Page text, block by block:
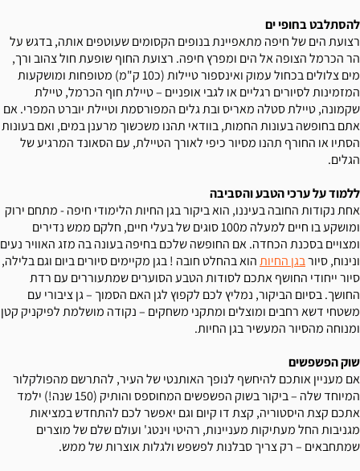
להסתלבט בחופי ים
רצועת הים של חיפה מתאפיינת בנופים הקסומים שעוטפים אותה, בדגש על
הר הכרמל הצופה אל הים ומפרץ חיפה. רצועת החוף שופעת חול צהוב ורך,
מים צלולים בכחול עמוק ואינספור טיילות (כ10 ק"מ) מטופחות ומושקעות
המזמינות לסיורים רגליים או לגבי אופניים – טיילת חוף הכרמל, טיילת
שקמונה, טיילת סטלה מאריס ובת גלים המפורסמת וטיילת יוברט המפרי. אם
אתם בחופשה בעונות החמות, בוודאי תהנו משכשוך מרענן במים, ואם בעונות
הסתיו או החורף תהנו מסיור כיפי לאורך הטיילת, עם הסאונד המרגיע של
הגלים.
ללמוד על ערכי הטבע והסביבה
אחת נקודות החובה בעיננו, הוא ביקור בגן החיות הלימודי חיפה - מתחם ירוק
ומושקע בו חיים למעלה מ100 סוגים של בעלי חיים, חלקם ממש נדירים
ומצויים בסכנת הכחדה. אם החופשה שלכם בחיפה בעונה בה מזג האוויר נעים
ונינוח, סיורבגן החיותהוא בהחלט חובה ! בגן מקיימים סיורים ביום וגם בלילה,
סיור ייחודי החושף אתכם לסודות הטבע הסוערים שמתעוררים עם רדת
החושך. בסיום הביקור, נמליץ לכם לקפוץ לגן האם הסמוך – גן ציבורי עם
משטחי דשא רחבים ומוצלים ומתקני משחקים – נקודה מושלמת לפיקניק קטן
ומנוחה מהסיור המעשיר בגן החיות.
שוק הפשפשים
אם מעניין אותכם להיחשף לנופך האותנטי של העיר, להתרשם מהפולקלור
המיוחד שלה – ביקור בשוק הפשפשים המחוספס והותיק (150 שנה!) ילמד
אתכם קצת היסטוריה, קצת דו קיום וגם יאפשר לכם להתחדש במציאות
מגניבות החל מעתיקות מעניינות, רהיטי וינטג' ועולם שלם של מוצרים
שמתחבאים – רק צריך סבלנות לפשפש ולגלות אוצרות של ממש.